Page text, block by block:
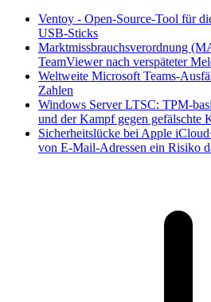
Ventoy - Open-Source-Tool für
USB-Sticks
Marktmissbrauchsverordnung
TeamViewer nach verspäteter
Weltweite Microsoft Teams-
Zahlen
Windows Server LTSC: TPM-
und der Kampf gegen gefälschte
Sicherheitslücke bei Apple
von E-Mail-Adressen ein Risiko